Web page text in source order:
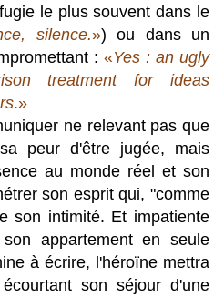
le plus souvent dans le
silence.») ou dans un
: «Yes : an ugly
treatment for ideas
.»
ne relevant pas que
peur d'être jugée, mais
au monde réel et son
son esprit qui, "comme
son intimité. Et impatiente
appartement en seule
à écrire, l'héroïne mettra
son séjour d'une